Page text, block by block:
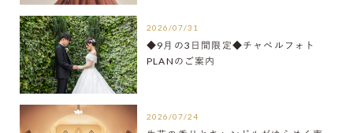
2026/07/31
◆9月の3日間限定◆チャペルフォト
PLANのご案内
2026/07/24